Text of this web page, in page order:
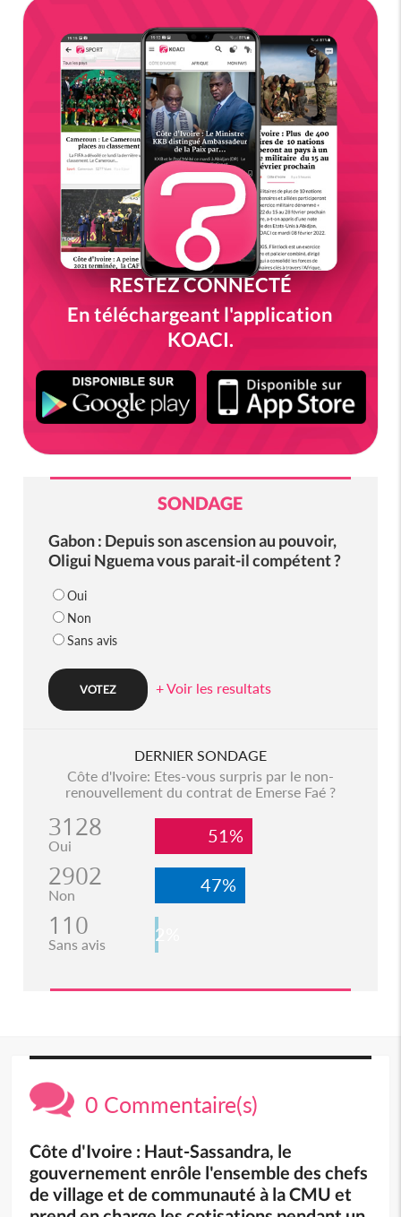
RESTEZ CONNECTÉ
En téléchargeant l'application
KOACI.
SONDAGE
Gabon : Depuis son ascension au pouvoir,
Oligui Nguema vous parait-il compétent ?
Oui
Non
Sans avis
+ Voir les resultats
DERNIER SONDAGE
Côte d'Ivoire: Etes-vous surpris par le non-
renouvellement du contrat de Emerse Faé ?
3128
Oui 51%
2902
Non 47%
110
Sans avis 2%
0 Commentaire(s)
Côte d'Ivoire : Haut-Sassandra, le
gouvernement enrôle l'ensemble des chefs
de village et de communauté à la CMU et